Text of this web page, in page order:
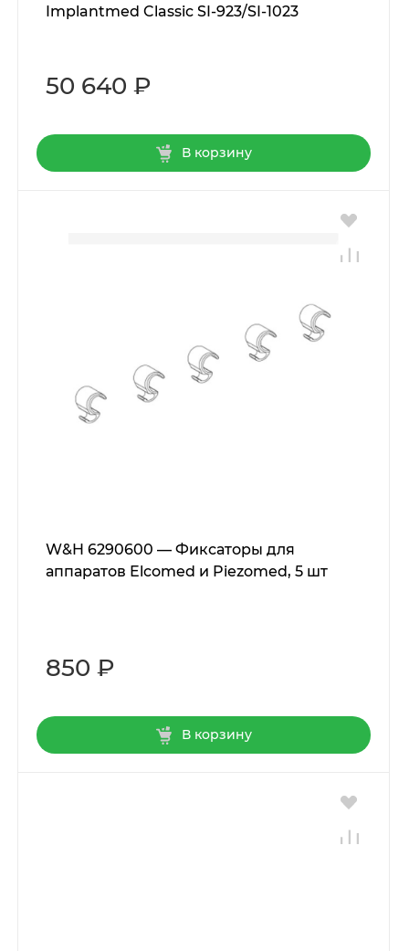
Implantmed Classic SI-923/SI-1023
50 640 ₽
В корзину
W&H 6290600 — Фиксаторы для
аппаратов Elcomed и Piezomed, 5 шт
850 ₽
В корзину